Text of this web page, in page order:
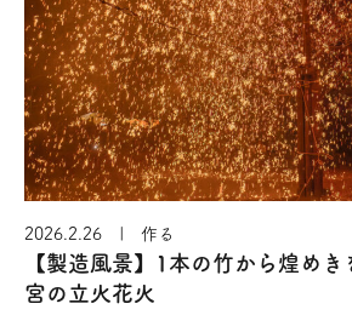
2026.2.26 | 作る
【製造風景】1本の竹から煌め
宮の立火花火